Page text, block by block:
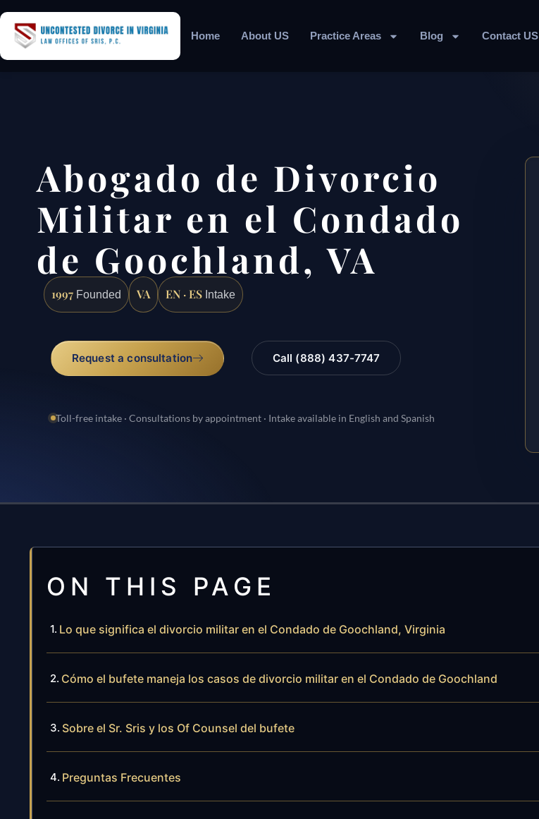
Home About US Practice Areas Blog Contact US
Abogado de Divorcio
Militar en el Condado
de Goochland, VA
1997 Founded VA EN · ES Intake
Request a consultation Call (888) 437-7747
Toll-free intake · Consultations by appointment · Intake available in English and Spanish
ON THIS PAGE
Lo que significa el divorcio militar en el Condado de Goochland, Virginia
Cómo el bufete maneja los casos de divorcio militar en el Condado de Goochland
Sobre el Sr. Sris y los Of Counsel del bufete
Preguntas Frecuentes